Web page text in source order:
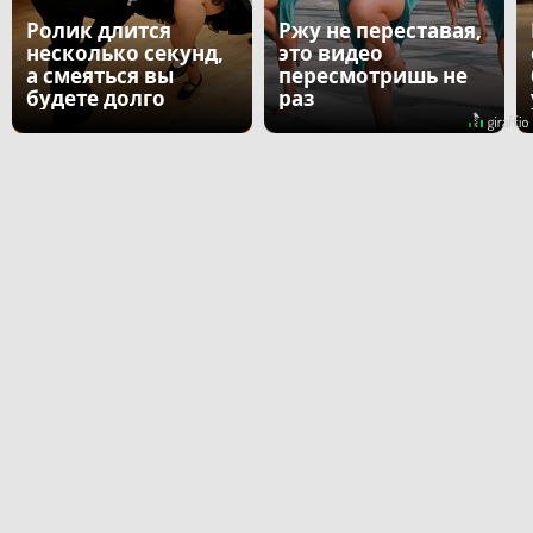
Ролик длится
несколько секунд,
а смеяться вы
будете долго
Ржу не переставая,
это видео
пересмотришь не
раз